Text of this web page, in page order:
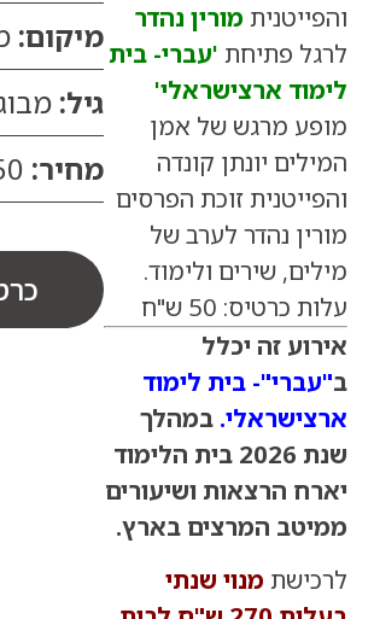
מיקום:מוזיאון
גיל:
מבוגרים
מחיר:50 ₪
כרטיסים
מורין נהדר
פתיחת'עברי- בית
ארצישראלי'
מרגש של אמן
יונתן קונדה
זוכת הפרסים
נהדר לערב של
שירים ולימוד.
50 ש"ח
זה יכלל
בית לימוד
.במהלך
שנת 2026 בית הלימוד
הרצאות ושיעורים
המרצים בארץ.
מנוי שנתי